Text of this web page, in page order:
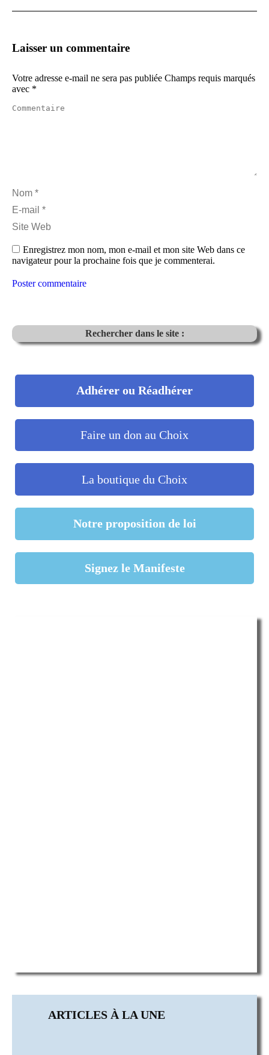
Laisser un commentaire
Votre adresse e-mail ne sera pas publiée Champs requis marqués
avec *
Commentaire
Nom *
E-mail *
Site Web
Enregistrez mon nom, mon e-mail et mon site Web dans ce
navigateur pour la prochaine fois que je commenterai.
Poster commentaire
Rechercher dans le site :
Adhérer ou Réadhérer
Faire un don au Choix
La boutique du Choix
Notre proposition de loi
Signez le Manifeste